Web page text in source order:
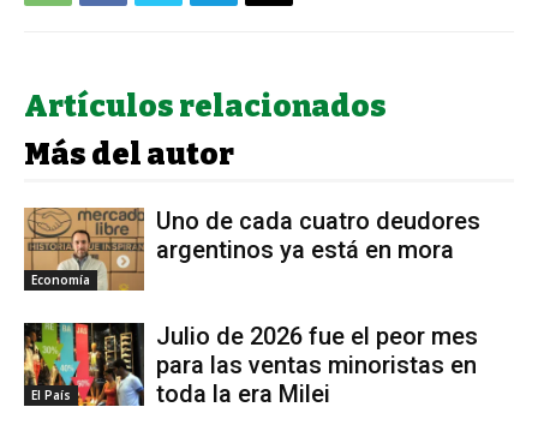
Artículos relacionados
Más del autor
Economía
Uno de cada cuatro deudores
argentinos ya está en mora
El País
Julio de 2026 fue el peor mes
para las ventas minoristas en
toda la era Milei